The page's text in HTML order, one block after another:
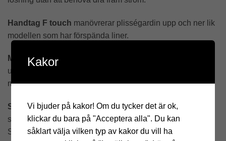
Handtag F touch manövrerar plisségardin upp och ner lik
modellen som har förspända liner.
Montering: Enkel montering i vägg eller tak med hjälp av
upphängningsbeslag. Beslagen är utformade för att ge ett
minimalt ljusinsläpp mellan karm och list.
Säkerhet:Plisségardinen tillverkas alltid barnsäker som
standard, enligt SS-EN 13120:2009+A1:2014 ”Invändiga
Solskydd – funktions och säkerhetskrav”. Därför är det
Kakor
Vi bjuder på kakor! Om du tycker det är ok,
klickar du bara på "Acceptera alla". Du kan
såklart välja vilken typ av kakor du vill ha